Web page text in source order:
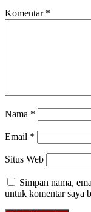
Komentar *
Nama *
Email *
Situs Web
Simpan nama,
untuk komentar saya